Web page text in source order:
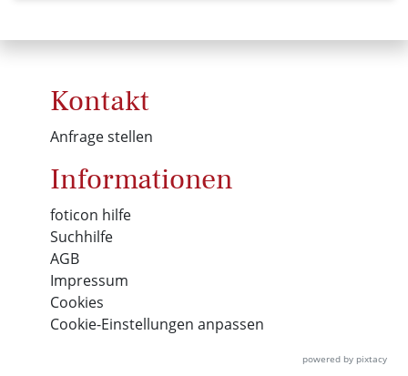
Kontakt
Anfrage stellen
Informationen
foticon hilfe
Suchhilfe
AGB
Impressum
Cookies
Cookie-Einstellungen anpassen
powered by pixtacy